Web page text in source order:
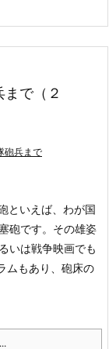
で（２
砲兵まで
といえば、わが国
砲です。その雄姿
いは戦争映画でも
ムもあり、砲床の